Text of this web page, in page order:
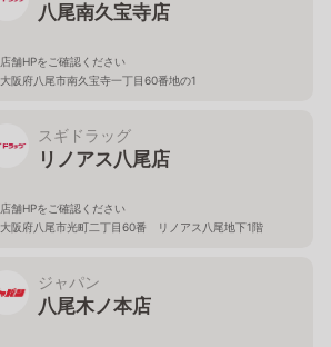
八尾南久宝寺店
店舗HPをご確認ください
大阪府八尾市南久宝寺一丁目60番地の1
スギドラッグ
リノアス八尾店
店舗HPをご確認ください
大阪府八尾市光町二丁目60番 リノアス八尾地下1階
ジャパン
八尾木ノ本店